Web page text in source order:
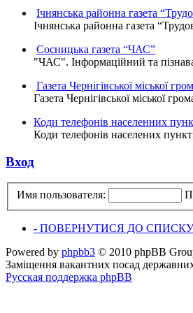
Ічнянська районна газета
Ічнянська районна газета
Сосницька газета “ЧАС”
"ЧАС". Інформаційний та
Газета Чернігівської міської
Газета Чернігівської міської
Коди телефонів населенних
Коди телефонів населених
Вход
Имя пользователя:
- ПОВЕРНУТИСЯ ДО СПИСКУ
Powered by phpbb3 © 2010 phpBB
Заміщення вакантних посад
Русская поддержка phpBB